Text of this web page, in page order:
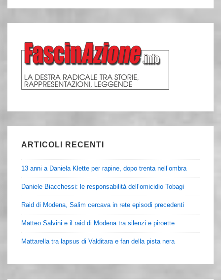
ARTICOLI RECENTI
13 anni a Daniela Klette per rapine, dopo trenta nell’ombra
Daniele Biacchessi: le responsabilità dell’omicidio Tobagi
Raid di Modena, Salim cercava in rete episodi precedenti
Matteo Salvini e il raid di Modena tra silenzi e piroette
Mattarella tra lapsus di Valditara e fan della pista nera